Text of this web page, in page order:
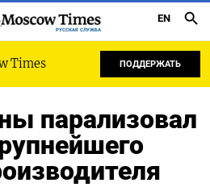
РУССКАЯ СЛУЖБА
EN
Times ПОДДЕРЖАТЬ
парализовал